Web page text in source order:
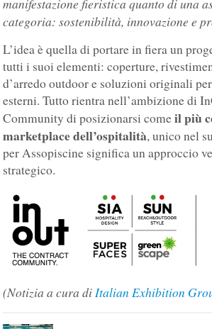
manifestazione fieristica quanto di una
categoria: sostenibilità, innovazione e
L’idea è quella di portare in fiera un
tutti i suoi elementi: coperture,
d’arredo outdoor e soluzioni originali
esterni. Tutto rientra nell’ambizione di
Community di posizionarsi comeil più
marketplace dell’ospitalità, unico nel
per Assopiscine significa un approccio
strategico.
(Notizia a cura di Italian Exhibition